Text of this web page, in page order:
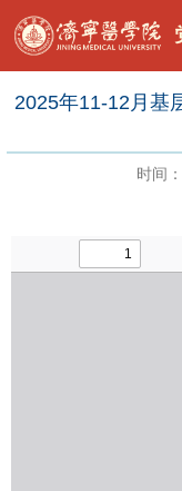
2025年11-12月基
时间